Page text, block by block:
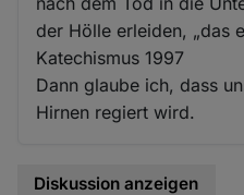
der Hölle erleiden, „das
Katechismus 1997
Dann glaube ich, dass
Hirnen regiert wird.
Diskussion anzeigen